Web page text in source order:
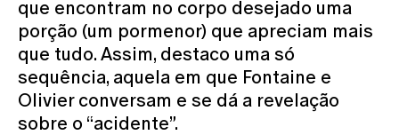
que encontram no corpo desejado uma
porção (um pormenor) que apreciam mais
que tudo. Assim, destaco uma só
sequência, aquela em que Fontaine e
Olivier conversam e se dá a revelação
sobre o “acidente”.